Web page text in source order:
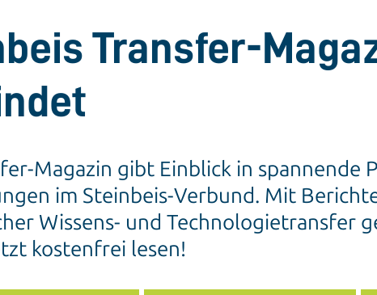
Transfer-
Magazin gibt Einblick in
im Steinbeis-Verbund. Mit
Wissens- und Technologietransfer
kostenfrei lesen!